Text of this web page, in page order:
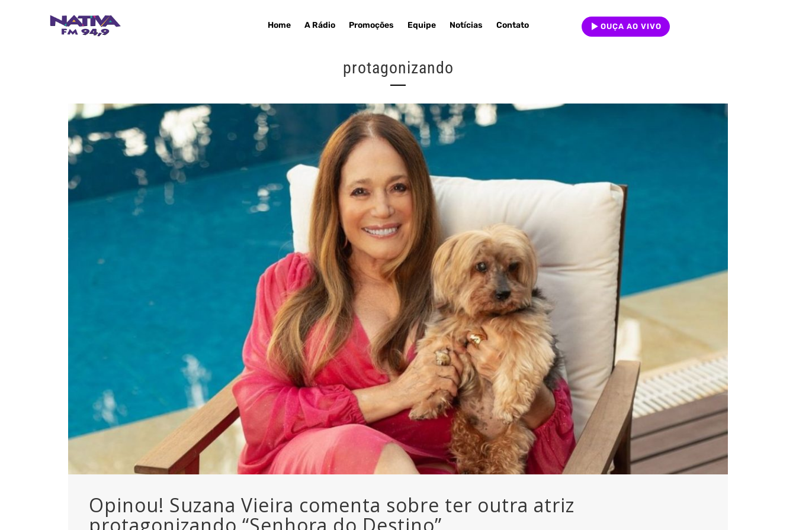
Home A Rádio Promoções Equipe Notícias Contato OUÇA AO VIVO
protagonizando
Opinou! Suzana Vieira comenta sobre ter outra atriz
protagonizando “Senhora do Destino”